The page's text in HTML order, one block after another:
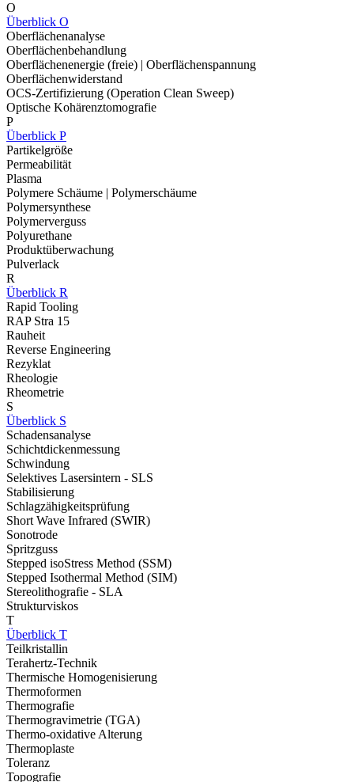
O
Überblick O
Oberflächenanalyse
Oberflächenbehandlung
Oberflächenenergie (freie) | Oberflächenspannung
Oberflächenwiderstand
OCS-Zertifizierung (Operation Clean Sweep)
Optische Kohärenztomografie
P
Überblick P
Partikelgröße
Permeabilität
Plasma
Polymere Schäume | Polymerschäume
Polymersynthese
Polymerverguss
Polyurethane
Produktüberwachung
Pulverlack
R
Überblick R
Rapid Tooling
RAP Stra 15
Rauheit
Reverse Engineering
Rezyklat
Rheologie
Rheometrie
S
Überblick S
Schadensanalyse
Schichtdickenmessung
Schwindung
Selektives Lasersintern - SLS
Stabilisierung
Schlagzähigkeitsprüfung
Short Wave Infrared (SWIR)
Sonotrode
Spritzguss
Stepped isoStress Method (SSM)
Stepped Isothermal Method (SIM)
Stereolithografie - SLA
Strukturviskos
T
Überblick T
Teilkristallin
Terahertz-Technik
Thermische Homogenisierung
Thermoformen
Thermografie
Thermogravimetrie (TGA)
Thermo-oxidative Alterung
Thermoplaste
Toleranz
Topografie